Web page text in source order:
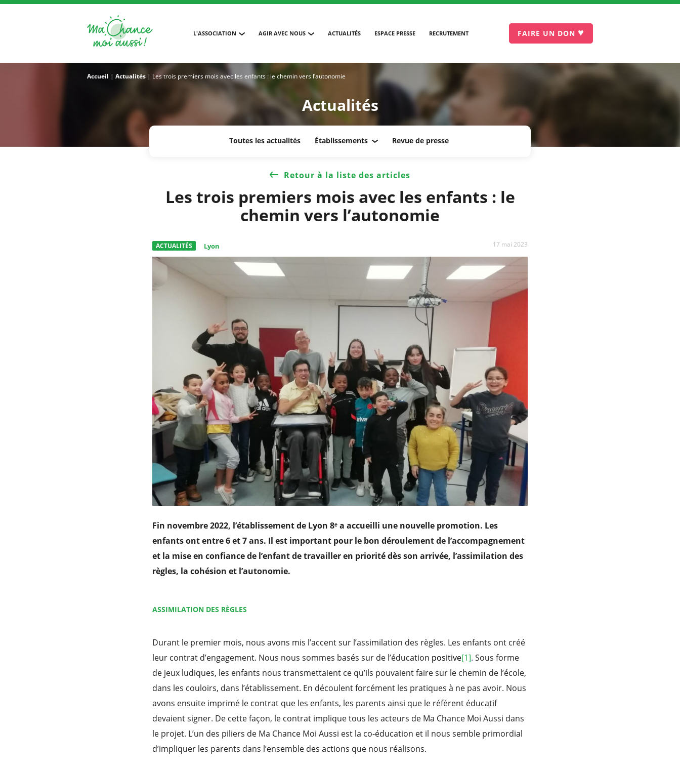
L'ASSOCIATION AGIR AVEC NOUS ACTUALITÉS ESPACE PRESSE RECRUTEMENT FAIRE UN DON ♥
Accueil | Actualités | Les trois premiers mois avec les enfants : le chemin vers l’autonomie
Actualités
Toutes les actualités Établissements Revue de presse
Retour à la liste des articles
Les trois premiers mois avec les enfants : le
chemin vers l’autonomie
ACTUALITÉS Lyon 17 mai 2023
Fin novembre 2022, l’établissement de Lyon 8ᵉ a accueilli une nouvelle promotion. Les
enfants ont entre 6 et 7 ans. Il est important pour le bon déroulement de l’accompagnement
et la mise en confiance de l’enfant de travailler en priorité dès son arrivée, l’assimilation des
règles, la cohésion et l’autonomie.
ASSIMILATION DES RÈGLES
Durant le premier mois, nous avons mis l’accent sur l’assimilation des règles. Les enfants ont créé
leur contrat d’engagement. Nous nous sommes basés sur de l’éducation positive[1]. Sous forme
de jeux ludiques, les enfants nous transmettaient ce qu’ils pouvaient faire sur le chemin de l’école,
dans les couloirs, dans l’établissement. En découlent forcément les pratiques à ne pas avoir. Nous
avons ensuite imprimé le contrat que les enfants, les parents ainsi que le référent éducatif
devaient signer. De cette façon, le contrat implique tous les acteurs de Ma Chance Moi Aussi dans
le projet. L’un des piliers de Ma Chance Moi Aussi est la co-éducation et il nous semble primordial
d’impliquer les parents dans l’ensemble des actions que nous réalisons.